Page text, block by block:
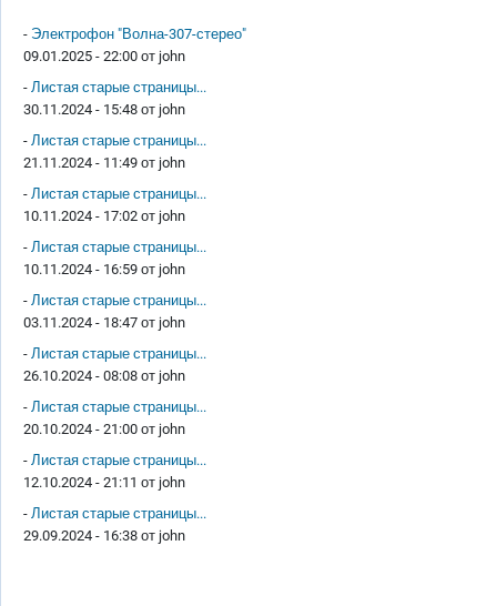
- Электрофон "Волна-307-стерео"
09.01.2025 - 22:00 от john
- Листая старые страницы...
30.11.2024 - 15:48 от john
- Листая старые страницы...
21.11.2024 - 11:49 от john
- Листая старые страницы...
10.11.2024 - 17:02 от john
- Листая старые страницы...
10.11.2024 - 16:59 от john
- Листая старые страницы...
03.11.2024 - 18:47 от john
- Листая старые страницы...
26.10.2024 - 08:08 от john
- Листая старые страницы...
20.10.2024 - 21:00 от john
- Листая старые страницы...
12.10.2024 - 21:11 от john
- Листая старые страницы...
29.09.2024 - 16:38 от john